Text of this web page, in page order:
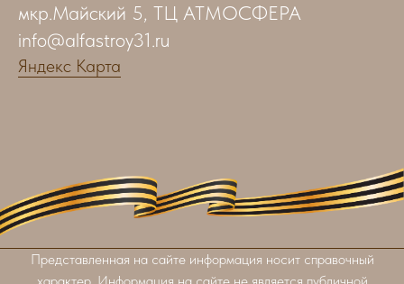
мкр.Майский 5, ТЦ АТМОСФЕРА
info@alfastroy31.ru
Яндекс Карта
Представленная на сайте информация носит справочный